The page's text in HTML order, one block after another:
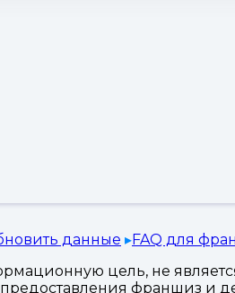
данные
FAQ для
цель, не
предоставления франшиз